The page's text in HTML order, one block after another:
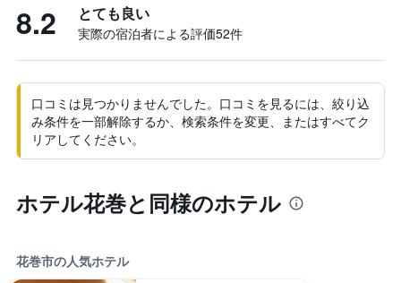
8.2 とても良い
実際の宿泊者による評価52​件
口コミは見つかりませんでした。口コミを見るには、絞り込
み条件を一部解除するか、検索条件を変更、またはすべてク
リアしてください。
ホテル花巻と同様のホテル
花巻市の人気ホテル